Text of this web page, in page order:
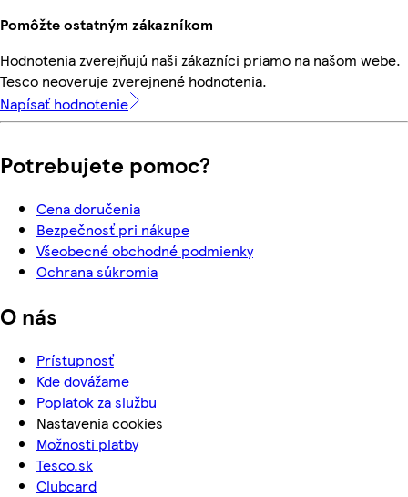
Pomôžte ostatným zákazníkom
Hodnotenia zverejňujú naši zákazníci priamo na našom webe.
Tesco neoveruje zverejnené hodnotenia.
Napísať hodnotenie
Potrebujete pomoc?
Cena doručenia
Bezpečnosť pri nákupe
Všeobecné obchodné podmienky
Ochrana súkromia
O nás
Prístupnosť
Kde dovážame
Poplatok za službu
Nastavenia cookies
Možnosti platby
Tesco.sk
Clubcard